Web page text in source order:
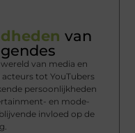
van
van media en
tot YouTubers
persoonlijkheden
en mode-
invloed op de